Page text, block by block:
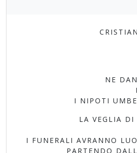
NE
I NIPOTI
LA VEGLIA DI
I FUNERALI AVRANNO
PARTENDO